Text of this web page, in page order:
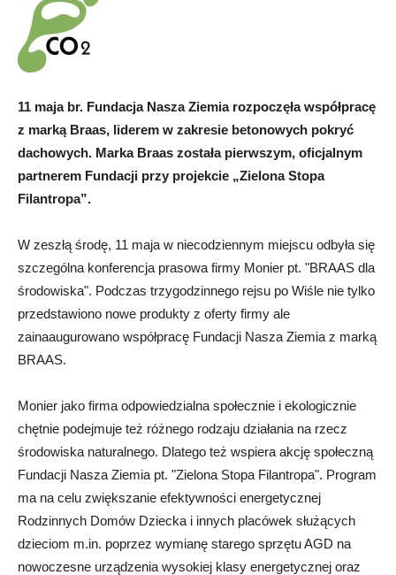
11 maja br. Fundacja Nasza Ziemia rozpoczęła współpracę
z marką Braas, liderem w zakresie betonowych pokryć
dachowych. Marka Braas została pierwszym, oficjalnym
partnerem Fundacji przy projekcie „Zielona Stopa
Filantropa”.
W zeszłą środę, 11 maja w niecodziennym miejscu odbyła się
szczególna konferencja prasowa firmy Monier pt. "BRAAS dla
środowiska". Podczas trzygodzinnego rejsu po Wiśle nie tylko
przedstawiono nowe produkty z oferty firmy ale
zainaaugurowano współpracę Fundacji Nasza Ziemia z marką
BRAAS.
Monier jako firma odpowiedzialna społecznie i ekologicznie
chętnie podejmuje też różnego rodzaju działania na rzecz
środowiska naturalnego. Dlatego też wspiera akcję społeczną
Fundacji Nasza Ziemia pt. "Zielona Stopa Filantropa". Program
ma na celu zwiększanie efektywności energetycznej
Rodzinnych Domów Dziecka i innych placówek służących
dzieciom m.in. poprzez wymianę starego sprzętu AGD na
nowoczesne urządzenia wysokiej klasy energetycznej oraz